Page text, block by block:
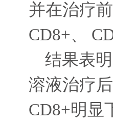
并在治疗
CD8+、
结果表
溶液治疗后
CD8+明显